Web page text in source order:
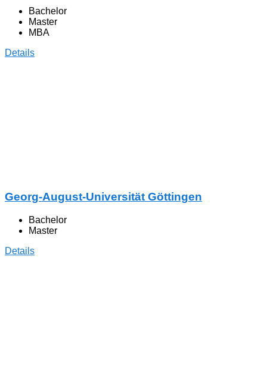
Bachelor
Master
MBA
Details
Georg-August-Universität Göttingen
Bachelor
Master
Details